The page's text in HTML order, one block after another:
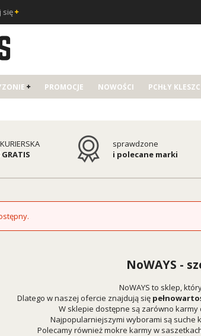
się
PROMOCJE NOWOŚCI PCHŁY
sprawdzone
i polecane marki
NoWAYS -
NoWAYS to sklep,
Dlatego w naszej ofercie znajdują się
W sklepie dostępne są zarówno
Najpopularniejszymi wyborami są suche
Polecamy również mokre karmy w